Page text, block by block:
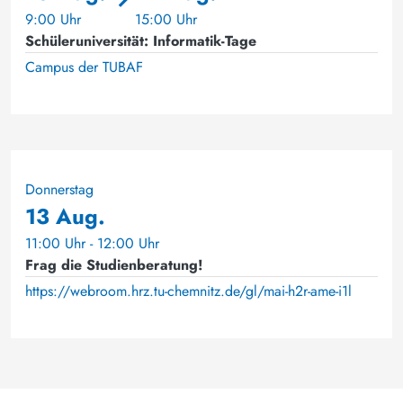
9:00 Uhr
15:00 Uhr
Schüleruniversität: Informatik-Tage
Campus der TUBAF
Donnerstag
13 Aug.
11:00 Uhr - 12:00 Uhr
Frag die Studienberatung!
https://webroom.hrz.tu-chemnitz.de/gl/mai-h2r-ame-i1l